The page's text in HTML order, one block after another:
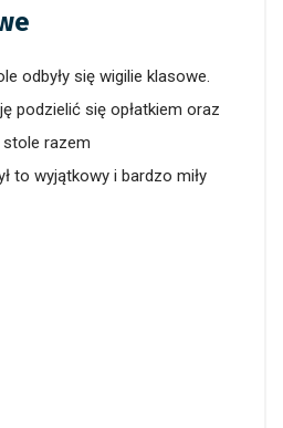
odbyły się wigilie klasowe.
podzielić się opłatkiem oraz
razem
to wyjątkowy i bardzo miły